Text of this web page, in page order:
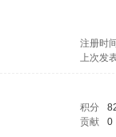
注册时间
上次发
积分
贡献 0